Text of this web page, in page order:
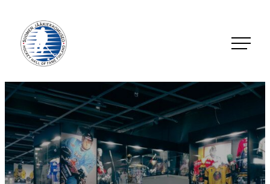
suoraan
sisältöön
Jääkiekkomuseo – Hockey Hall of Fame Finland